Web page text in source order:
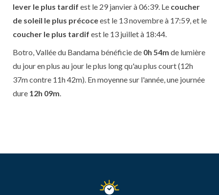
lever le plus tardif est le 29 janvier à 06:39. Le coucher
de soleil le plus précoceest le 13 novembre à 17:59, et le
coucher le plus tardif est le 13 juillet à 18:44.
Botro, Vallée du Bandama bénéficie de 0h 54m de lumière
du jour en plus au jour le plus long qu'au plus court (12h
37m contre 11h 42m). En moyenne sur l'année, une journée
dure 12h 09m